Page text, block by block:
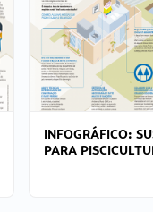
INFOGRÁFICO:
PARA